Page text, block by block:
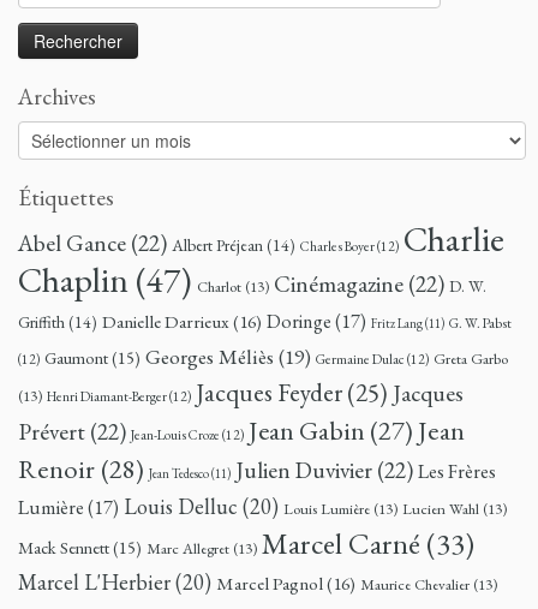
Archives
Archives
Étiquettes
Abel Gance(22) Albert Préjean(14) Charles Boyer(12) Charlie
Chaplin(47) Charlot (13) Cinémagazine(22) D. W.
Griffith(14) Danielle Darrieux(16) Doringe(17) Fritz Lang(11) G. W. Pabst
(12) Gaumont(15) Georges Méliès (19) Germaine Dulac (12) Greta Garbo
(13) Henri Diamant-Berger(12) Jacques Feyder(25) Jacques
Prévert(22) Jean-Louis Croze (12) Jean Gabin (27) Jean
Renoir (28) Jean Tedesco(11) Julien Duvivier(22)Les Frères
Lumière(17) Louis Delluc (20) Louis Lumière (13) Lucien Wahl (13)
Mack Sennett(15) Marc Allegret (13) Marcel Carné (33)
Marcel L'Herbier(20) Marcel Pagnol(16) Maurice Chevalier (13)